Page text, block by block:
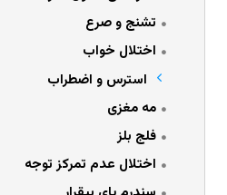
تشنج و صرع
اختلال خواب
استرس و اضطراب
مه مغزی
فلج بلز
اختلال عدم تمرکز توجه